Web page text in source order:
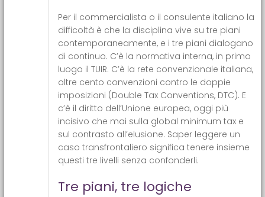
Per il commercialista o il consulente italiano la
difficoltà è che la disciplina vive su tre piani
contemporaneamente, e i tre piani dialogano
di continuo. C’è la normativa interna, in primo
luogo il TUIR. C’è la rete convenzionale italiana,
oltre cento convenzioni contro le doppie
imposizioni (Double Tax Conventions, DTC). E
c’è il diritto dell’Unione europea, oggi più
incisivo che mai sulla global minimum tax e
sul contrasto all’elusione. Saper leggere un
caso transfrontaliero significa tenere insieme
questi tre livelli senza confonderli.
Tre piani, tre logiche